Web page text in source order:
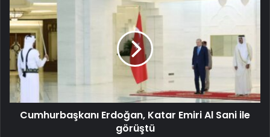
Cumhurbaşkanı Erdoğan, Katar Emiri Al Sani ile
görüştü